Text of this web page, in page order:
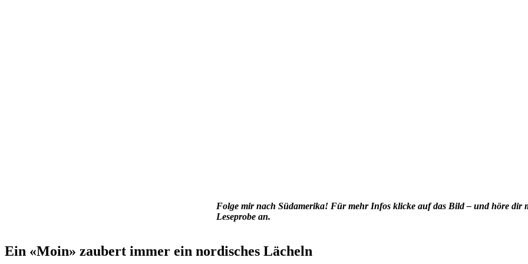
Folge mir nach Südamerika! Für mehr Infos klicke auf das Bild – und höre dir
Leseprobe an.
Ein «Moin» zaubert immer ein nordisches Lächeln